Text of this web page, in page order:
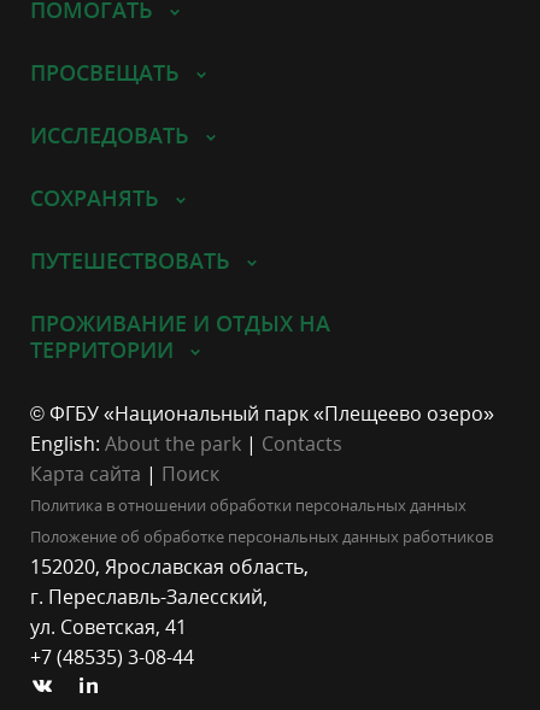
ПОМОГАТЬ
ПРОСВЕЩАТЬ
ИССЛЕДОВАТЬ
СОХРАНЯТЬ
ПУТЕШЕСТВОВАТЬ
ПРОЖИВАНИЕ И ОТДЫХ НА
ТЕРРИТОРИИ
© ФГБУ «Национальный парк «Плещеево озеро»
English: About the park | Contacts
Карта сайта | Поиск
Политика в отношении обработки персональных данных
Положение об обработке персональных данных работников
152020, Ярославская область,
г. Переславль-Залесский,
ул. Советская, 41
+7 (48535) 3-08-44